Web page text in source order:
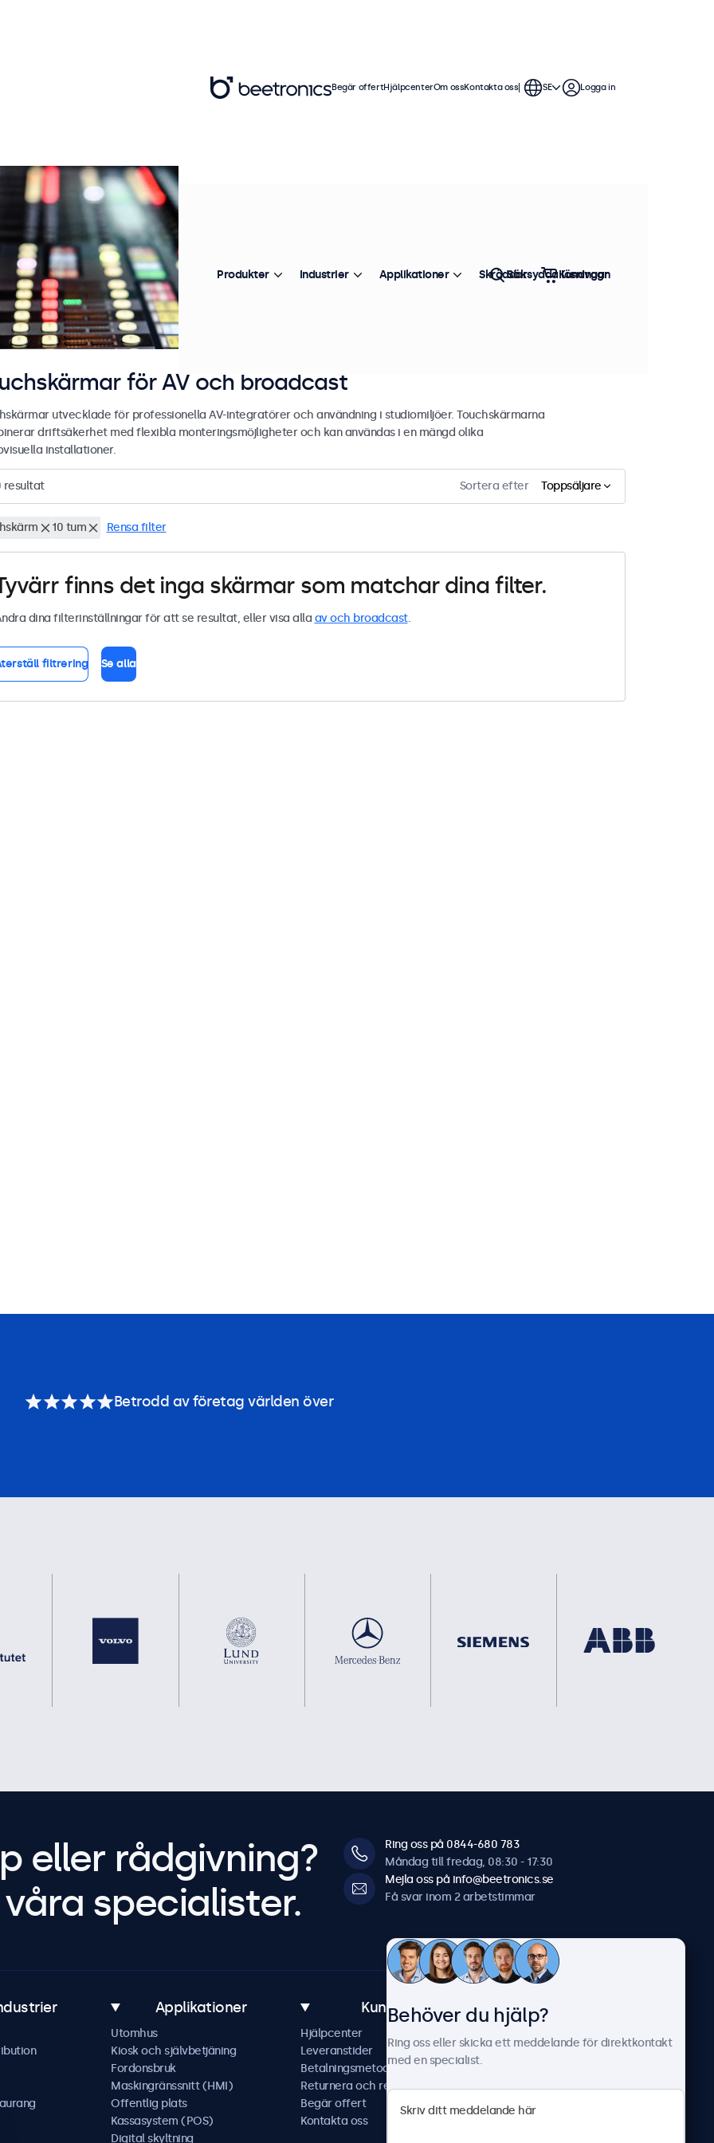
för AV och broadcast
utvecklade för professionella AV-integratörer och användning i studiomiljöer. Touchskärmarna
driftsäkerhet med flexibla monteringsmöjligheter och kan användas i en mängd olika
installationer.
resultat Sortera efter Toppsäljare
10 tum Rensa filter
finns det inga skärmar som matchar dina filter.
dina filterinställningar för att se resultat, eller visa alla av och broadcast.
filtrering Se alla
Begär offertHjälpcenterOm ossKontakta oss SE Logga in
Produkter Industrier Applikationer Skräddarsydda lösningar
Sök Kundvagn
Betrodd av företag världen över
eller rådgivning?
specialister.
Ring oss på 0844-680 783
Måndag till fredag, 08:30 - 17:30
Mejla oss på info@beetronics.se
Få svar inom 2 arbetstimmar
Applikationer
Utomhus
Kiosk och självbetjäning
Fordonsbruk
Maskingränssnitt (HMI)
Offentlig plats
Kassasystem (POS)
Digital skyltning
Kundtjänst
Hjälpcenter
Leveranstider
Betalningsmetoder
Returnera och reparera
Begär offert
Kontakta oss
Om Beetronics
Nyheter & uppdateringar
Jobba hos oss
Allmänna villkor
Behöver du hjälp?
Ring oss eller skicka ett meddelande för direktkontakt
med en specialist.